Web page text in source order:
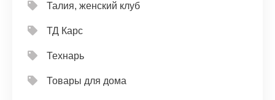
Талия, женский клуб
ТД Карс
Технарь
Товары для дома